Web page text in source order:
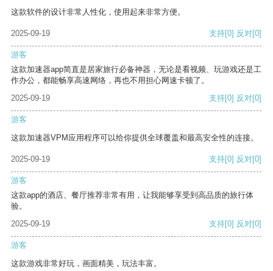
这款软件的设计非常人性化，使用起来非常方便。
2025-09-19 支持[0] 反对[0]
游客
这款加速器app简直是居家旅行必备神器，无论是看视频、玩游戏还是工
作办公，都能畅享高速网络，再也不用担心网速卡顿了。
2025-09-19
支持[0] 反对[0]
游客
这款加速器VPM应用程序可以给你提供全球覆盖和最高安全性的连接。
2025-09-19 支持[0] 反对[0]
游客
这款app的酒店、餐厅推荐非常有用，让我能够享受到高品质的旅行体
验。
2025-09-19
支持[0] 反对[0]
游客
这款游戏非常好玩，画面精美，玩法丰富。